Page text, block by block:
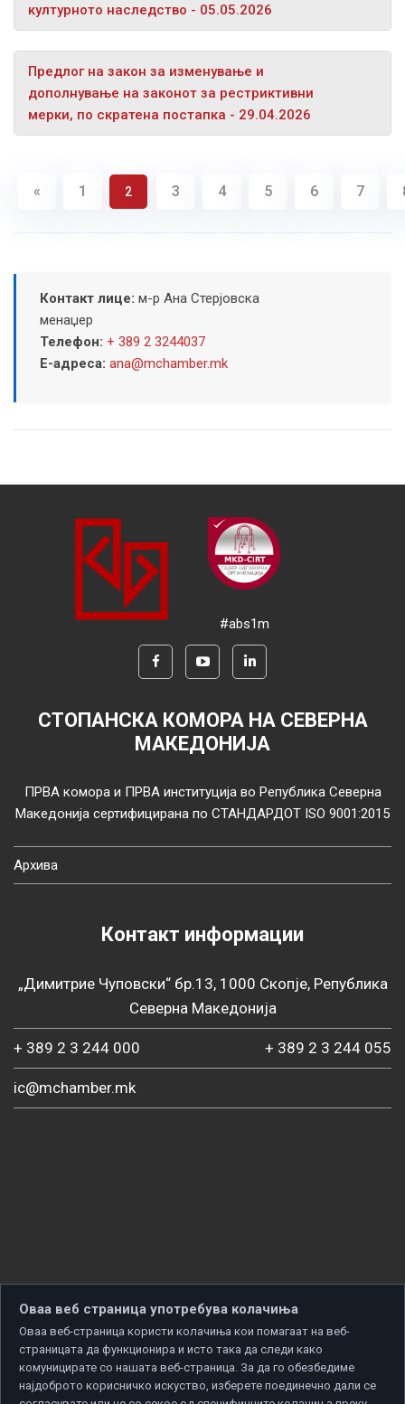
културното наследство - 05.05.2026
Предлог на закон за изменување и
дополнување на законот за рестриктивни
мерки, по скратена постапка - 29.04.2026
« 1 2 3 4 5 6 7
Контакт лице: м-р Ана Стерјовска
менаџер
Телефон: + 389 2 3244037
Е-адреса: ana@mchamber.mk
#abs1m
СТОПАНСКА КОМОРА НА СЕВЕРНА
МАКЕДОНИЈА
ПРВА комора и ПРВА институција во Република Северна
Македонија сертифицирана по СТАНДАРДОТ ISO 9001:2015
Архива
Контакт информации
„Димитрие Чуповски“ бр.13, 1000 Скопје, Република
Северна Македонија
+ 389 2 3 244 000 + 389 2 3 244 055
ic@mchamber.mk
Оваа веб страница употребува колачиња
Оваа веб-страница користи колачиња кои помагаат на веб-
страницата да функционира и исто така да следи како
комуницирате со нашата веб-страница. За да го обезбедиме
најдоброто корисничко искуство, изберете поединечно дали се